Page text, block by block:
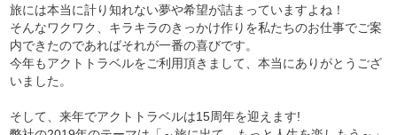
旅には本当に計り知れない夢や希望が詰まっていますよね！
そんなワクワク、キラキラのきっかけ作りを私たちのお仕事でご案
内できたのであればそれが一番の喜びです。
今年もアクトトラベルをご利用頂きまして、本当にありがとうござ
いました。
そして、来年でアクトトラベルは15周年を迎えます!